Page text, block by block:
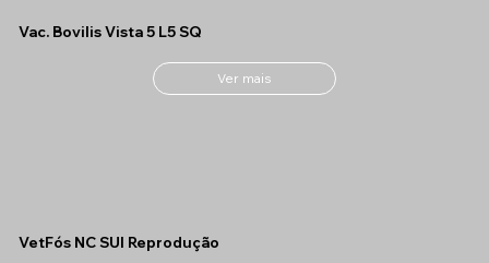
Vac. Bovilis Vista 5 L5 SQ
Ver mais
VetFós NC SUI Reprodução